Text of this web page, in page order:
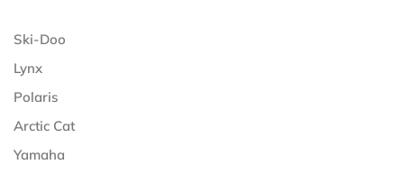
Ski-Doo
Lynx
Polaris
Arctic Cat
Yamaha